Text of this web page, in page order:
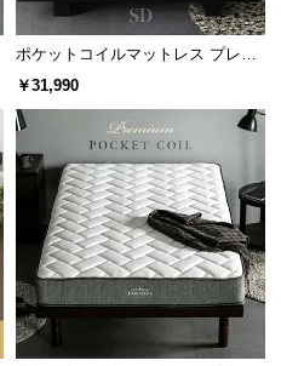
ポケットコイルマットレス プレミ
アム 超極厚 厚さ25cm SD
￥31,990